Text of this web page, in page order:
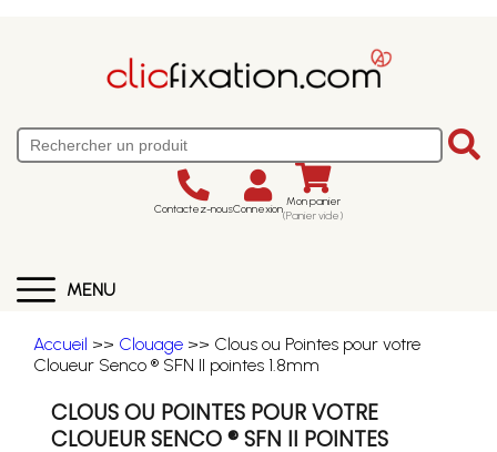
Contactez-nousConnexion Mon panier
(Panier vide)
MENU
Accueil >> Clouage >> Clous ou Pointes pour votre
Cloueur Senco ® SFN II pointes 1.8mm
CLOUS OU POINTES POUR VOTRE
CLOUEUR SENCO ® SFN II POINTES